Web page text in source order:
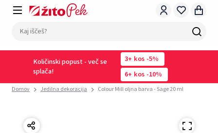
Količinski popust - več se
splača!
3 kos -5%
6
kos -10%
Domov Jedilna dekoracija Colour Mill oljna barva - Sage 20 ml